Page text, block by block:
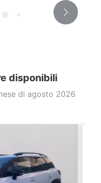
disponibili
di agosto 2026